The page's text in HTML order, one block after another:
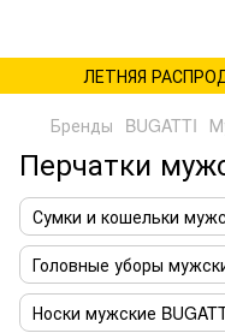
ЛЕТНЯЯ
Бренды BUGATTI
Перчатки
Сумки и кошельки
Головные уборы
Носки мужские